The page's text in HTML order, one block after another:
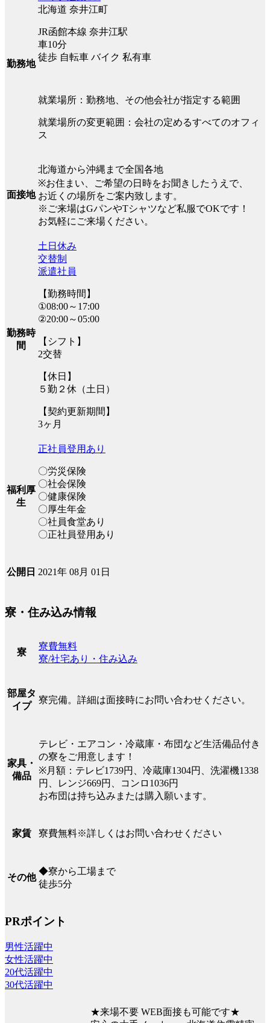
勤務地
北海道 奈井江町
JR函館本線 奈井江駅
車10分
徒歩 自転車 バイク 私有車
就業場所：勤務地、その他会社が指定する範囲
就業場所の変更範囲：会社の定めるすべてのオフィ
ス
面接地
北海道から沖縄まで全国各地
※お住まい、ご希望の日時をお聞きしたうえで、
お近くの場所をご案内致します。
※ご来場はGパンやTシャツなど私服でOKです！
お気軽にご来場ください。
勤務時
間
土日休み
交替制
派遣社員
【勤務時間】
①08:00～17:00
②20:00～05:00
【シフト】
2交替
【休日】
５勤２休（土日）
【契約更新期間】
3ヶ月
福利厚
生
正社員登用あり
〇労災保険
〇社会保険
〇健康保険
〇厚生年金
〇社員食堂あり
〇正社員登用あり
公開日 2021年 08月 01日
寮・住み込み情報
寮
寮費無料
寮/社宅あり・住み込み
部屋タ
イプ
寮完備。詳細は面接時にお問い合わせください。
家具・
備品
テレビ・エアコン・冷蔵庫・布団など生活備品付き
の寮をご用意します！
※月額：テレビ1739円、冷蔵庫1304円、洗濯機1338
円、レンジ669円、コンロ1036円
お布団は持ち込みまたは購入願います。
家賃 寮費無料※詳しくはお問い合わせください
その他
◆寮から工場まで
徒歩5分
PRポイント
男性活躍中
女性活躍中
20代活躍中
30代活躍中
★来場不要 WEB面接も可能です★